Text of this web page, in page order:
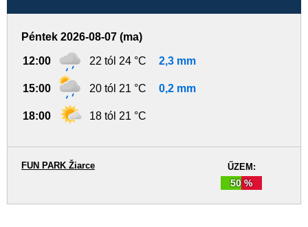
Péntek 2026-08-07 (ma)
12:00 22 tól 24 °C 2,3 mm
15:00 20 tól 21 °C 0,2 mm
18:00 18 tól 21 °C
ŰZEM:
50 %
FUN PARK Žiarce